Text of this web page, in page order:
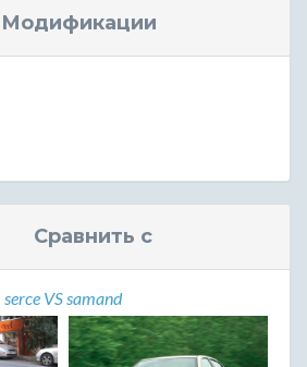
Модификации
Сравнить с
serce VS samand